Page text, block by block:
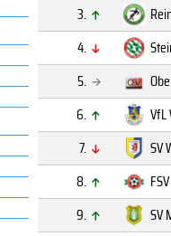
3.
4.
5.
6.
VfL
7.
SV
8.
9.
SV